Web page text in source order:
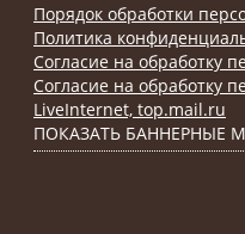
Порядок обработки
Политика
Согласие на обработку
Согласие на обработку
LiveInternet, top.mail.ru
ПОКАЗАТЬ БАННЕРНЫЕ